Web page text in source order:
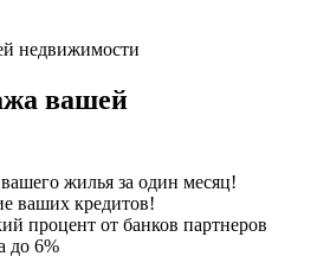
недвижимости
вашей
жилья за один месяц!
ваших кредитов!
процент от банков партнеров
до 6%